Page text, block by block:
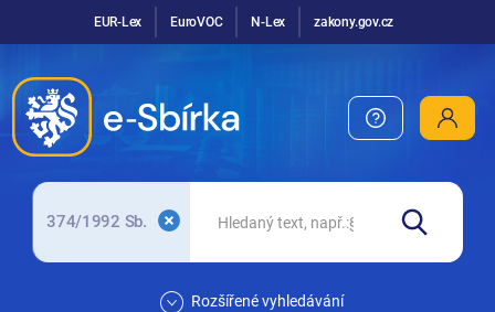
EUR-Lex EuroVOC N-Lex zakony.gov.cz
374/1992 Sb.
Rozšířené vyhledávání